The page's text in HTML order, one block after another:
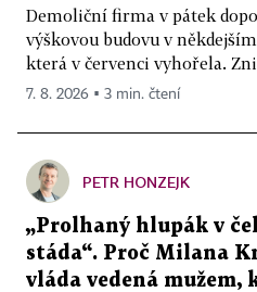
Demoliční firma v pátek
výškovou budovu v
která v červenci vyhořela.
7. 8. 2026 ▪ 3 min. čtení
PETR HONZEJK
„Prolhaný hlupák v
stáda“. Proč Milana
vláda vedená mužem,